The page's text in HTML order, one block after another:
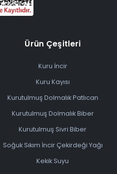
Ürün Çeşitleri
Kuru İncir
Kuru Kayısı
Kurutulmuş Dolmalık Patlıcan
Kurutulmuş Dolmalık Biber
Kurutulmuş Sivri Biber
Soğuk Sıkım İncir Çekirdeği Yağı
Kekik Suyu